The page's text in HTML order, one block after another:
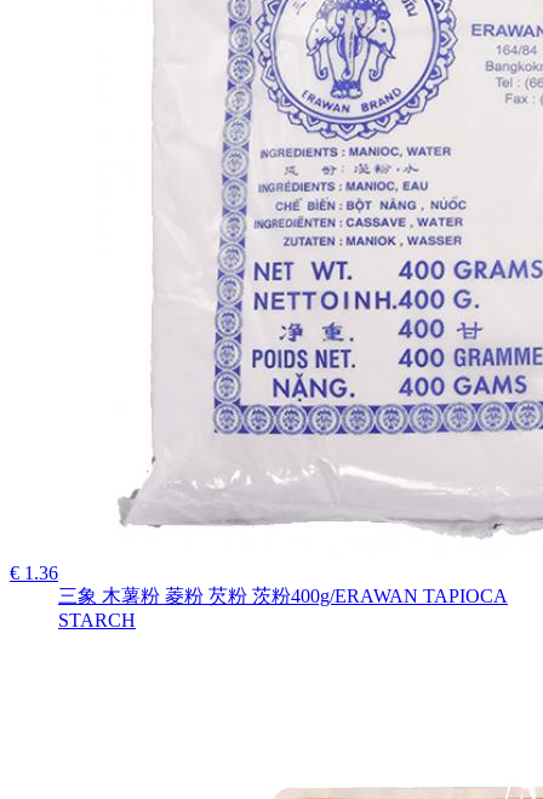
€ 1.36
三象 木薯粉 菱粉 芡粉 茨粉400g/ERAWAN TAPIOCA
STARCH